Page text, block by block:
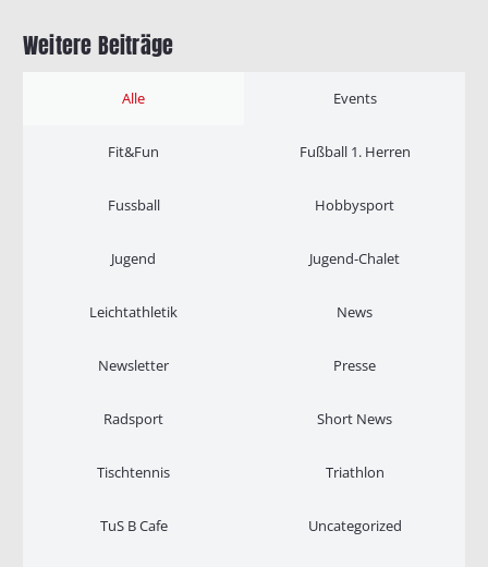
Weitere Beiträge
Alle Events
Fit&Fun Fußball 1. Herren
Fussball Hobbysport
Jugend Jugend-Chalet
Leichtathletik News
Newsletter Presse
Radsport Short News
Tischtennis Triathlon
TuS B Cafe Uncategorized